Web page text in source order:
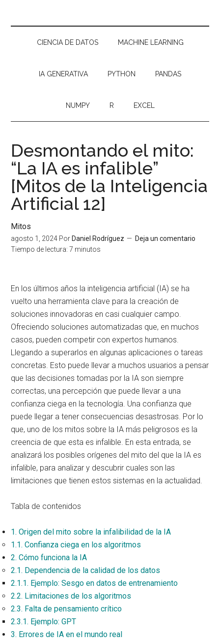
CIENCIA DE DATOS MACHINE LEARNING
IA GENERATIVA PYTHON PANDAS
NUMPY R EXCEL
Desmontando el mito:
“La IA es infalible”
[Mitos de la Inteligencia
Artificial 12]
Mitos
agosto 1, 2024 Por Daniel Rodríguez
Deja un comentario
Tiempo de lectura: 7 minutos
En los últimos años la inteligencia artificial (IA) se ha
vuelto una herramienta clave para la creación de
soluciones innovadoras en casi cualquier campo.
Ofreciendo soluciones automatizadas que, en muchos
casos, pueden competir con expertos humanos.
Llegando a superarlos en algunas aplicaciones o tareas
concretas. Esto puede llevar a muchos usuarios a pensar
que las decisiones tomadas por la IA son siempre
correctas, una percepción que puede llevar a una
confianza ciega en la tecnología. Una confianza que
puede llegar a tener consecuencias desastrosas. Por lo
que, uno de los mitos sobre la IA más peligrosos es la
creencia de que esta es infalible. En esta entrada, se
analizará los posibles orígenes del mito del que la IA es
infalible, para analizar y descubrir cuales son las
limitaciones que tienen estos sistemas en la actualidad.
Tabla de contenidos
1. Origen del mito sobre la infalibilidad de la IA
1.1. Confianza ciega en los algoritmos
2. Cómo funciona la IA
2.1. Dependencia de la calidad de los datos
2.1.1. Ejemplo: Sesgo en datos de entrenamiento
2.2. Limitaciones de los algoritmos
2.3. Falta de pensamiento crítico
2.3.1. Ejemplo: GPT
3. Errores de IA en el mundo real